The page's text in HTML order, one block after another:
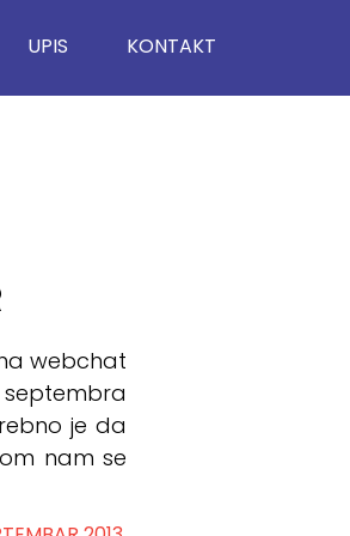
UPIS KONTAKT
webchat
septembra
je da
nam se